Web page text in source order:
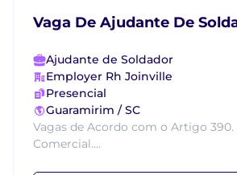
Vaga De Ajudante De
Ajudante de Soldador
Employer Rh Joinville
Presencial
Guaramirim / SC
Vagas de Acordo com o Artigo 390.
Comercial....